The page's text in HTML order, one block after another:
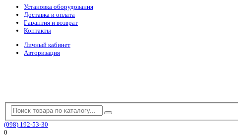
Установка оборудования
Доставка и оплата
Гарантия и возврат
Контакты
Личный кабинет
Авторизация
(098) 192-53-30
0